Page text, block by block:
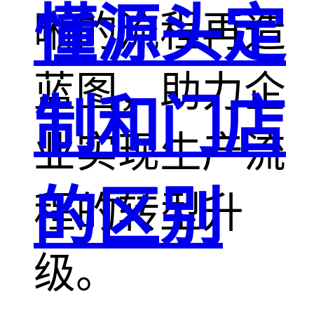
晰的流程再造
蓝图，助力企
业实现生产流
程的转型升
级。
懂源头定
制和门店
的区别